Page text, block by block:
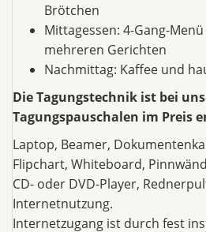
Brötchen
Mittagessen: 4-Gang-
mehreren Gerichten
Nachmittag: Kaffee und
Die Tagungstechnik ist bei
Tagungspauschalen im Preis
Laptop, Beamer,
Flipchart, Whiteboard,
CD- oder DVD-Player,
Internetnutzung.
Internetzugang ist durch fest